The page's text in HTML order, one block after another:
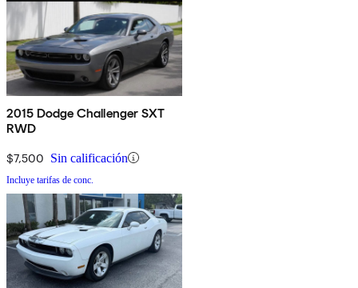
2015 Dodge Challenger SXT
RWD
$7,500 Sin calificación
Incluye tarifas de conc.